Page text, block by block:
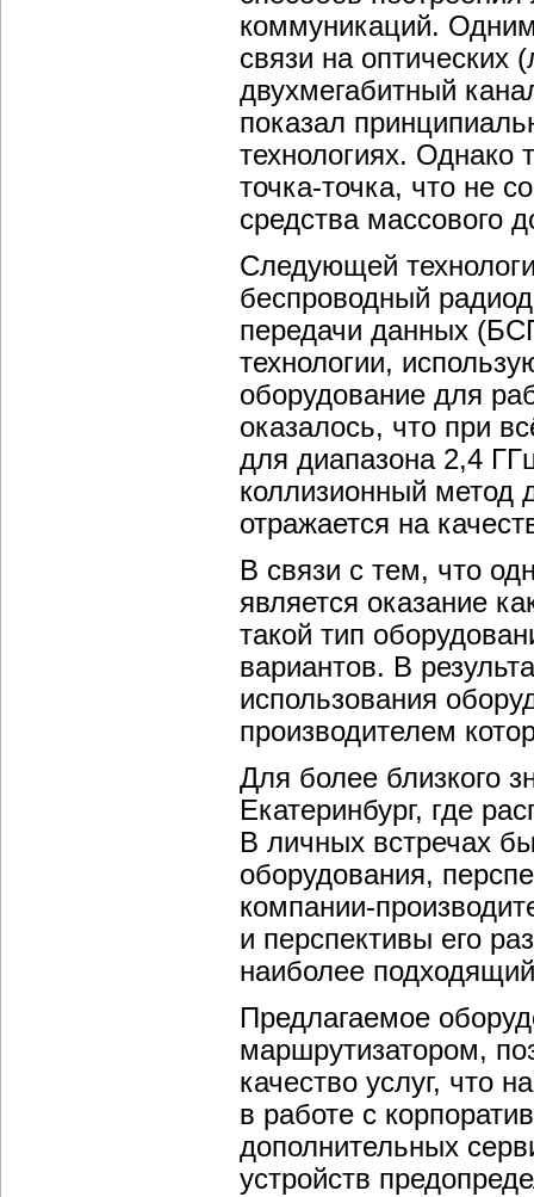
коммуникаций.
связи на оптических
двухмегабитный
показал
технологиях. Однако
точка-точка, что не
средства массового
Следующей
беспроводный
передачи данных
технологии,
оборудование для
оказалось, что при
для диапазона 2,4
коллизионный метод
отражается на
В связи с тем, что
является оказание
такой тип
вариантов. В
использования
производителем
Для более близкого
Екатеринбург, где
В личных встречах
оборудования,
компании-
и перспективы его
наиболее
Предлагаемое
маршрутизатором,
качество услуг, что
в работе с
дополнительных
устройств